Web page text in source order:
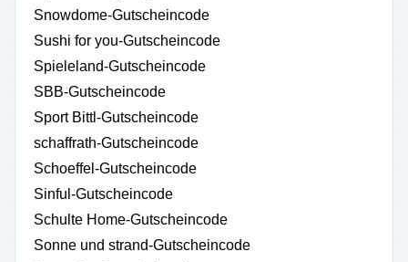
Snowdome-Gutscheincode
Sushi for you-Gutscheincode
Spieleland-Gutscheincode
SBB-Gutscheincode
Sport Bittl-Gutscheincode
schaffrath-Gutscheincode
Schoeffel-Gutscheincode
Sinful-Gutscheincode
Schulte Home-Gutscheincode
Sonne und strand-Gutscheincode